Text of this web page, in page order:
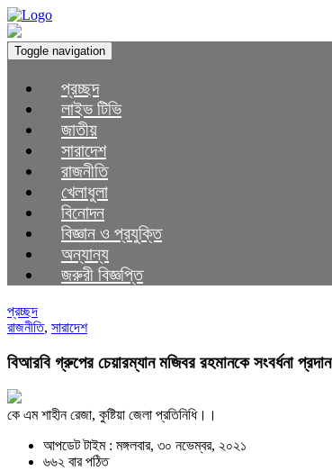
Toggle navigation
প্রচ্ছদ
লাইভ টিভি
জাতীয়
সারাদেশ
রাজনীতি
খেলাধুলা
বিনোদন
বিজ্ঞান ও প্রযুক্তি
অন্যান্য
জরুরী বিজ্ঞপ্তি
প্রচ্ছদ
রাজনীতি, সারাদেশ
বিআরবি গ্রুপের চেয়ারম্যান মজিবর রহমানকে সংবর্ধনা প্রদান
কে এম শাহীন রেজা, কুষ্টিয়া জেলা প্রতিনিধি।।
আপডেট টাইম : মঙ্গলবার, ৩০ নভেম্বর, ২০২১
৬৬২ বার পঠিত